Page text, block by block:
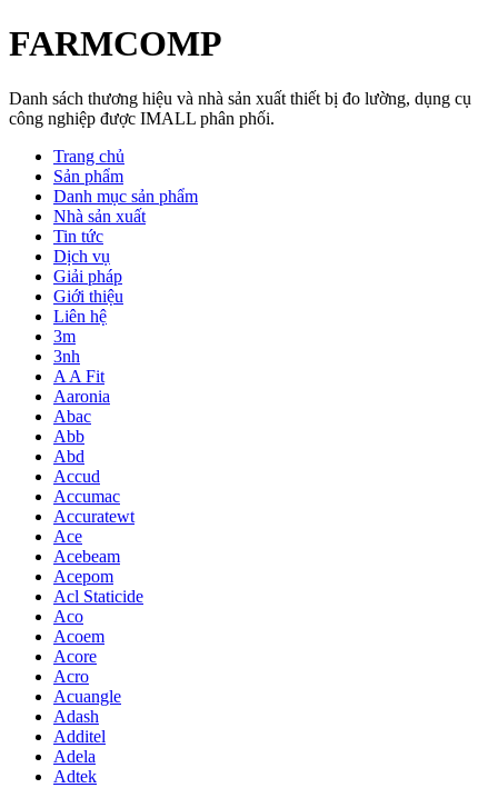
FARMCOMP
Danh sách thương hiệu và nhà sản xuất thiết bị đo lường, dụng cụ
công nghiệp được IMALL phân phối.
Trang chủ
Sản phẩm
Danh mục sản phẩm
Nhà sản xuất
Tin tức
Dịch vụ
Giải pháp
Giới thiệu
Liên hệ
3m
3nh
A A Fit
Aaronia
Abac
Abb
Abd
Accud
Accumac
Accuratewt
Ace
Acebeam
Acepom
Acl Staticide
Aco
Acoem
Acore
Acro
Acuangle
Adash
Additel
Adela
Adtek